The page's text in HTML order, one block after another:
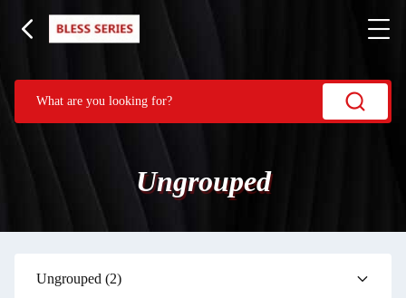
Ungrouped
Ungrouped (2)